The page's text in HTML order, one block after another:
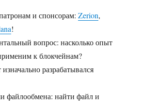
и спонсорам:Zerion,
!
вопрос: насколько опыт
к блокчейнам?
разрабатывался
файлообмена: найти файл и